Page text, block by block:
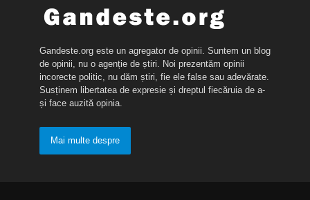
Gandeste.org este un agregator de opinii. Suntem un blog
de opinii, nu o agenție de știri. Noi prezentăm opinii
incorecte politic, nu dăm știri, fie ele false sau adevărate.
Susținem libertatea de expresie și dreptul fiecăruia de a-
și face auzită opinia.
Mai multe despre